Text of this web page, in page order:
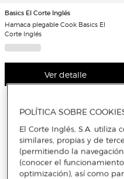
Basics El Corte Inglés
Hamaca plegable Cook Basics El
Corte Inglés
Ver detalle
POLÍTICA SOBRE
El Corte Inglés, S.A. utiliza
similares, propias y de
(permitiendo la
(conocer el
optimización), así como